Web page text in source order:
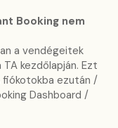
Booking nem
a vendégeitek
kezdőlapján. Ezt
fiókotokba ezután /
Dashboard /